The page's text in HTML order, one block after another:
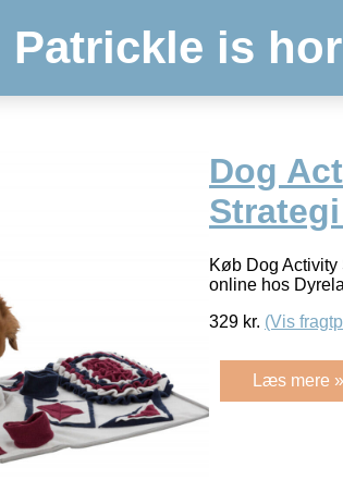
Patrickle is
Dog
Køb Dog
online hos
329 kr. (Vis
Læs mere »